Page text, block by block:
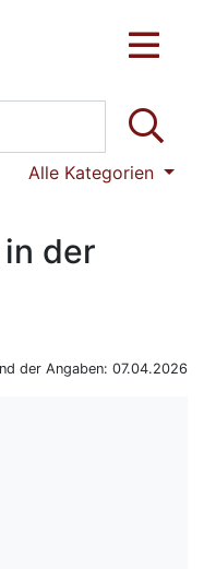
Alle Kategorien
der
der Angaben: 07.04.2026